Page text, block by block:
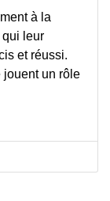
à la
leur
et réussi.
jouent un rôle